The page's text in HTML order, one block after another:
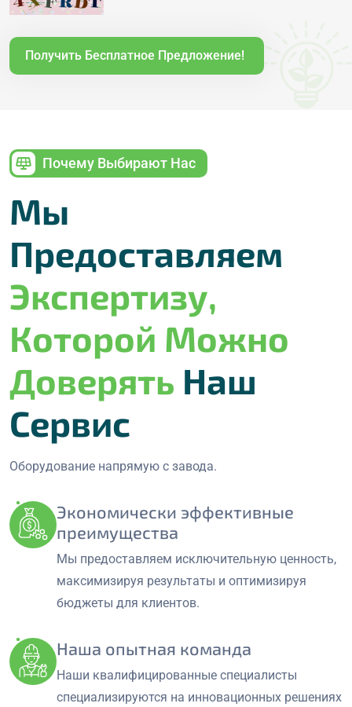
Получить Бесплатное Предложение!
Почему Выбирают Нас
Мы
Предоставляем
Экспертизу,
Которой Можно
Доверять Наш
Сервис
Оборудование напрямую с завода.
Экономически эффективные
преимущества
Мы предоставляем исключительную ценность,
максимизируя результаты и оптимизируя
бюджеты для клиентов.
Наша опытная команда
Наши квалифицированные специалисты
специализируются на инновационных решениях